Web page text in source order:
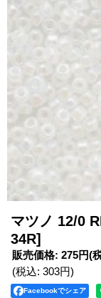
マツノ 12/0
34R]
販売価格: 275円(
(税込: 303円)
Facebookでシェア